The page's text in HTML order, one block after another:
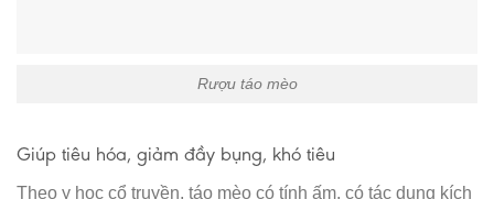
Rượu táo mèo
Giúp tiêu hóa, giảm đầy bụng, khó tiêu
Theo y học cổ truyền, táo mèo có tính ấm, có tác dụng kích